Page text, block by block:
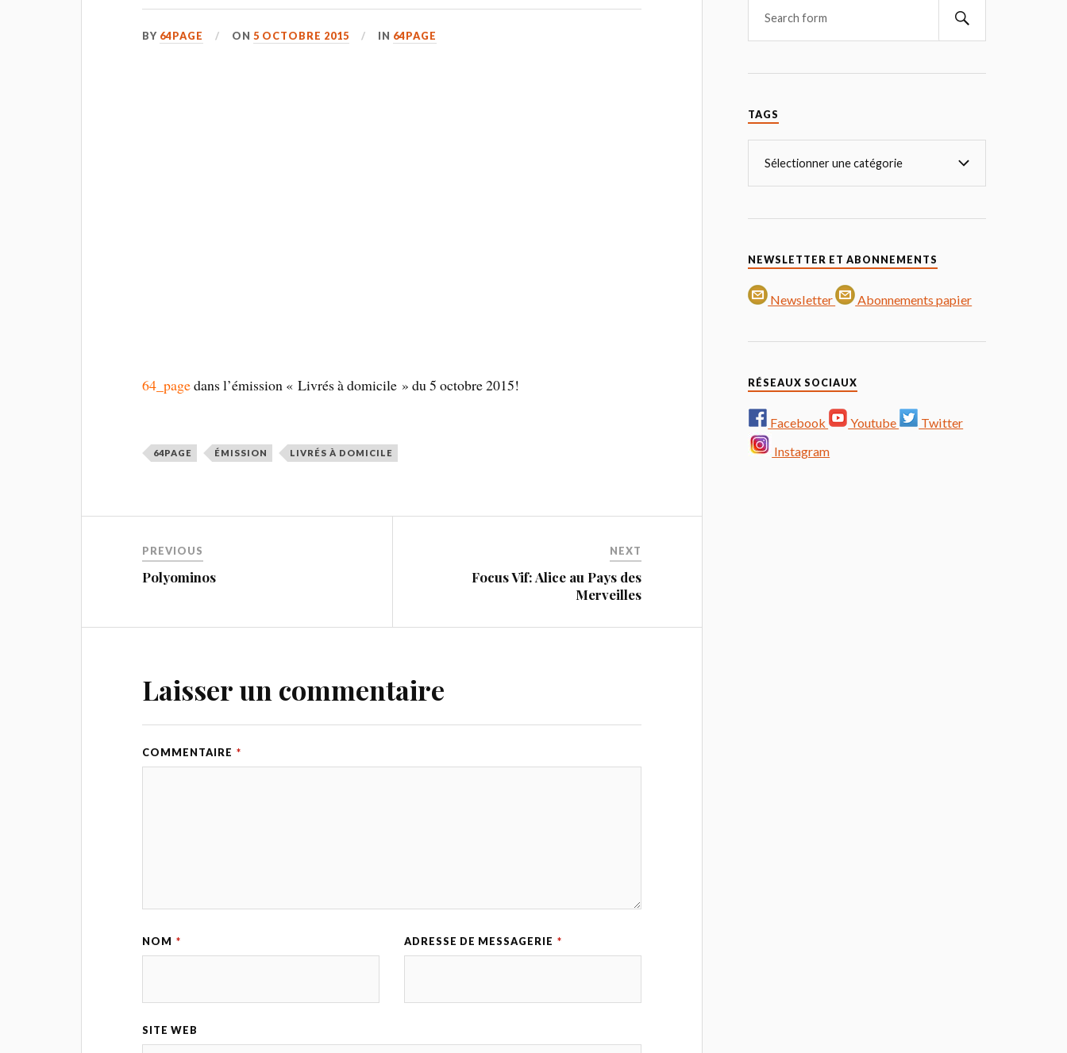
BY 64PAGE ON5 OCTOBRE 2015 IN 64PAGE
64_pagedans l’émission « Livrés à domicile » du 5 octobre 2015!
64PAGE ÉMISSION LIVRÉS À DOMICILE
PREVIOUS
Polyominos
NEXT
Focus Vif: Alice au Pays des
Merveilles
Laisser un commentaire
COMMENTAIRE *
NOM * ADRESSE DE MESSAGERIE *
SITE WEB
TAGS
NEWSLETTER ET ABONNEMENTS
Newsletter Abonnements papier
RÉSEAUX SOCIAUX
Facebook Youtube
Twitter
Instagram